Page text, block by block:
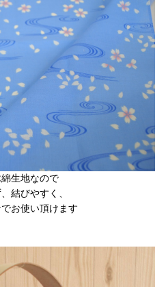
生地なので
結びやすく、
お使い頂けます